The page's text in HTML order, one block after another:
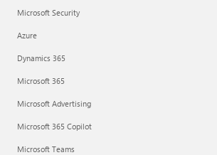
Microsoft Security
Azure
Dynamics 365
Microsoft 365
Microsoft Advertising
Microsoft 365 Copilot
Microsoft Teams